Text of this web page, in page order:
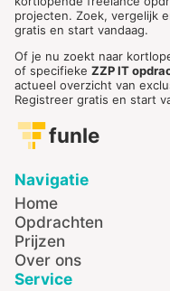
projecten. Zoek, vergelijk
gratis en start vandaag.
Of je nu zoekt naar
of specifieke ZZP IT
actueel overzicht van
Registreer gratis en start
funle
Navigatie
Home
Opdrachten
Prijzen
Over ons
Service